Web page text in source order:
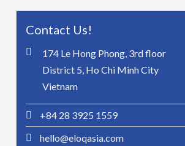
Contact Us!
174 Le Hong Phong, 3rd floor
District 5, Ho Chi Minh City
Vietnam
+84 28 3925 1559
hello@eloqasia.com